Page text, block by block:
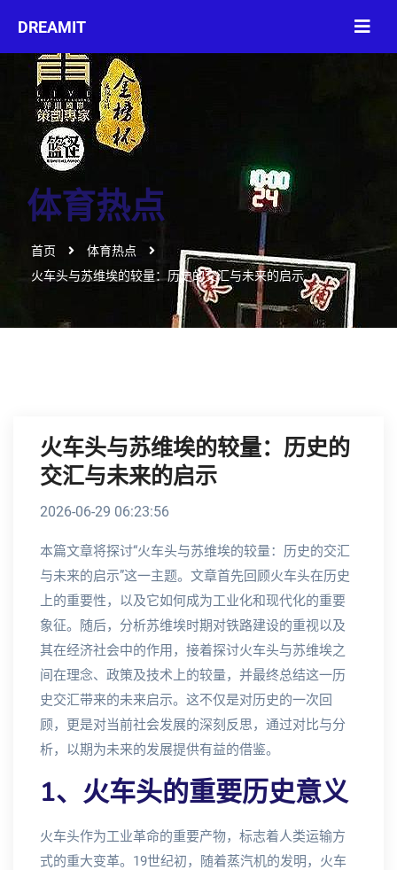
体育热点
首页
体育热点
火车头与苏维埃的较量：历史的交汇与未来的启示
火车头与苏维埃的较量：历史的
交汇与未来的启示
2026-06-29 06:23:56
本篇文章将探讨“火车头与苏维埃的较量：历史的交汇
与未来的启示”这一主题。文章首先回顾火车头在历史
上的重要性，以及它如何成为工业化和现代化的重要
象征。随后，分析苏维埃时期对铁路建设的重视以及
其在经济社会中的作用，接着探讨火车头与苏维埃之
间在理念、政策及技术上的较量，并最终总结这一历
史交汇带来的未来启示。这不仅是对历史的一次回
顾，更是对当前社会发展的深刻反思，通过对比与分
析，以期为未来的发展提供有益的借鉴。
1、火车头的重要历史意义
火车头作为工业革命的重要产物，标志着人类运输方
式的重大变革。19世纪初，随着蒸汽机的发明，火车